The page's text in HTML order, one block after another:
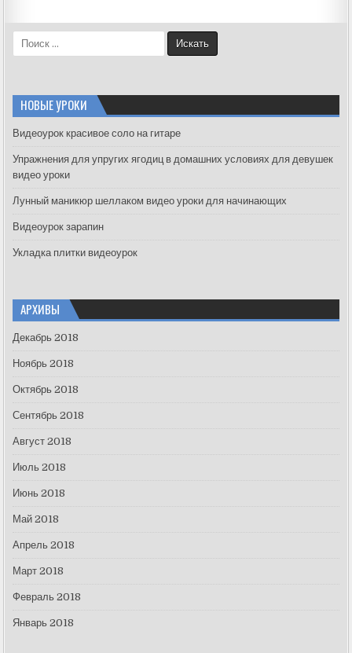
e
h
f
r
:
НОВЫЕ УРОКИ
Видеоурок красивое соло на гитаре
Упражнения для упругих ягодиц в домашних условиях для девушек
видео уроки
Лунный маникюр шеллаком видео уроки для начинающих
Видеоурок зарапин
Укладка плитки видеоурок
АРХИВЫ
Декабрь 2018
Ноябрь 2018
Октябрь 2018
Сентябрь 2018
Август 2018
Июль 2018
Июнь 2018
Май 2018
Апрель 2018
Март 2018
Февраль 2018
Январь 2018